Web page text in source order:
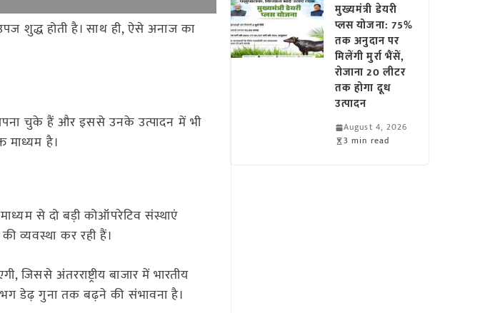
शुद्ध होती है। साथ ही, ऐसे अनाज का
चुके हैं और इससे उनके उत्पादन में भी
माध्यम है।
माध्यम से दो बड़ी कोऑपरेटिव संस्थाएं
व्यवस्था कर रही हैं।
अंतरराष्ट्रीय बाजार में भारतीय
डेढ़ गुना तक बढ़ने की संभावना है।
मुख्यमंत्री डेयरी
प्लस योजना: 75%
तक अनुदान पर
मिलेंगी मुर्रा भैंसें,
रोजाना 20 लीटर
तक होगा दूध
उत्पादन
August 4, 2026
3 min read